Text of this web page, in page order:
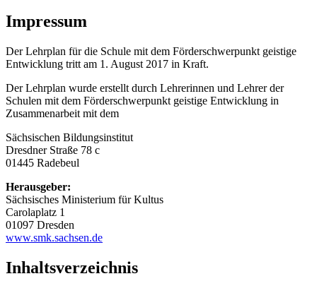
Impressum
Der Lehrplan für die Schule mit dem Förderschwerpunkt geistige
Entwicklung tritt am 1. August 2017 in Kraft.
Der Lehrplan wurde erstellt durch Lehrerinnen und Lehrer der
Schulen mit dem Förderschwerpunkt geistige Entwicklung in
Zusammenarbeit mit dem
Sächsischen Bildungsinstitut
Dresdner Straße 78 c
01445 Radebeul
Herausgeber:
Sächsisches Ministerium für Kultus
Carolaplatz 1
01097 Dresden
www.smk.sachsen.de
Inhaltsverzeichnis